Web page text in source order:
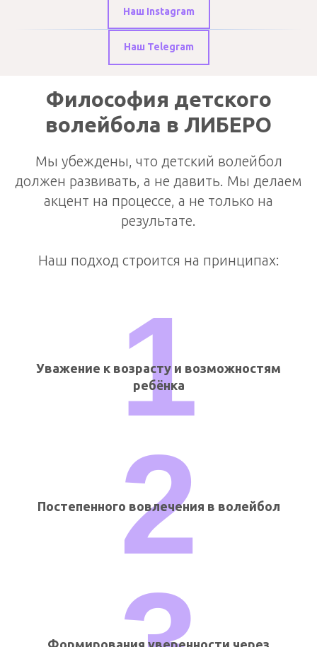
Наш Instagram
Наш Telegram
Философия детского
волейбола в ЛИБЕРО
Мы убеждены, что детский волейбол
должен развивать, а не давить. Мы делаем
акцент на процессе, а не только на
результате.
Наш подход строится на принципах:
Уважение к возрасту и возможностям
ребёнка
1
Постепенного вовлечения в волейбол
2
Формирования уверенности через